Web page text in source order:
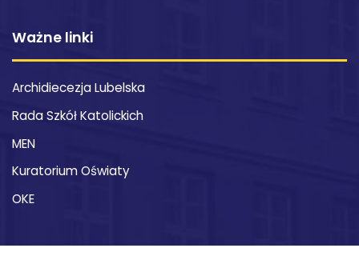
Ważne linki
Archidiecezja Lubelska
Rada Szkół Katolickich
MEN
Kuratorium Oświaty
OKE